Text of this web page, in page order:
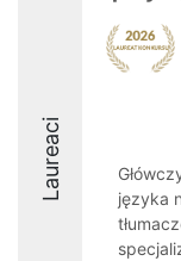
Laureaci
języka